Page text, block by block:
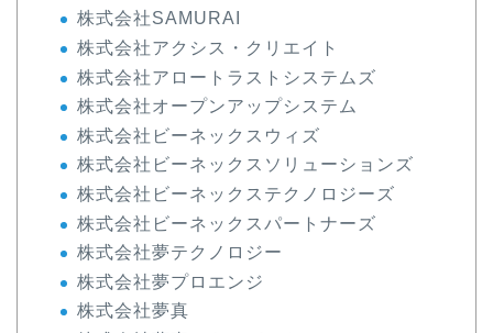
株式会社SAMURAI
株式会社アクシス・クリエイト
株式会社アロートラストシステムズ
株式会社オープンアップシステム
株式会社ビーネックスウィズ
株式会社ビーネックスソリューションズ
株式会社ビーネックステクノロジーズ
株式会社ビーネックスパートナーズ
株式会社夢テクノロジー
株式会社夢プロエンジ
株式会社夢真